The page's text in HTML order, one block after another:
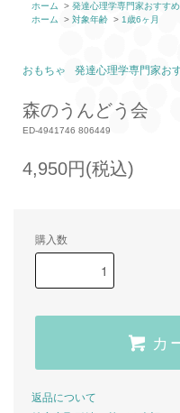
ホーム
> 発達心理学専門家おすすめ
ホーム
> 対象年齢 > 1歳6ヶ月
おもちゃ 発達心理学専門家お
森のうんどう会
ED-4941746 806449
4,950円(税込)
購入数
カ
返品について